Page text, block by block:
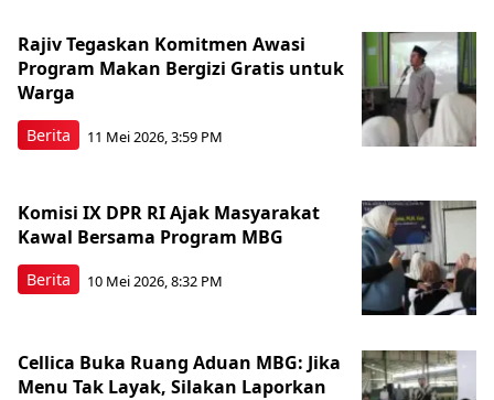
Berita
Rajiv Tegaskan Komitmen Awasi
Program Makan Bergizi Gratis untuk
Warga
11 Mei 2026, 3:59 PM
Berita
Komisi IX DPR RI Ajak Masyarakat
Kawal Bersama Program MBG
10 Mei 2026, 8:32 PM
Cellica Buka Ruang Aduan MBG: Jika
Menu Tak Layak, Silakan Laporkan